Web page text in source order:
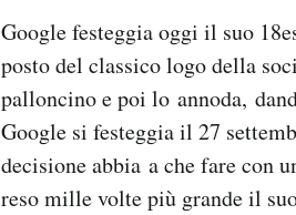
Google festeggia oggi il suo
posto del classico logo della
palloncino e poi lo annoda,
Google si festeggia il 27
decisione abbia a che fare con
reso mille volte più grande il